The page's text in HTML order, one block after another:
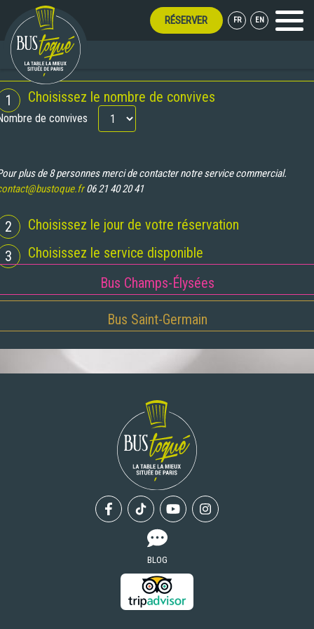
RÉSERVER FR EN Menu
1 Choisissez le nombre de convives
de convives
plus de 8 personnes merci de contacter notre service commercial.
06 21 40 20 41
2
Choisissez le jour de votre réservation
3
Choisissez le service disponible
Bus Champs-Élysées
Bus Saint-Germain
FacebookTiktok YoutubeInstagram
BLOG